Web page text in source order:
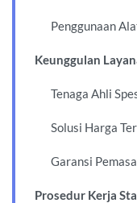
Penggunaan
Keunggulan
Tenaga Ahli
Solusi Harga
Garansi
Prosedur Kerja